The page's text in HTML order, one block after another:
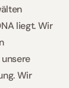
liegt. Wir
Wir